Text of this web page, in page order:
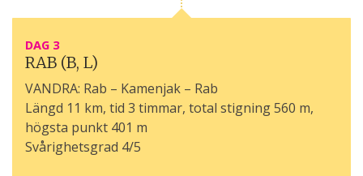
DAG 3
RAB (B, L)
VANDRA: Rab – Kamenjak – Rab
Längd 11 km, tid 3 timmar, total stigning 560 m,
högsta punkt 401 m
Svårighetsgrad 4/5